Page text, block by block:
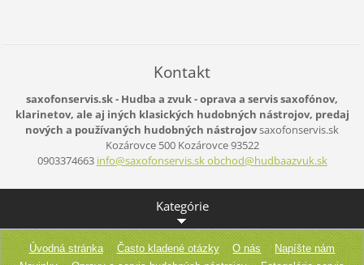
Kontakt
saxofonservis.sk - Hudba a zvuk - oprava a servis saxofónov,
klarinetov, ale aj iných klasických hudobných nástrojov, predaj
nových a používaných hudobných nástrojovsaxofonservis.sk
Kozárovce 500Kozárovce93522
0903374663 info@saxofonservis.sk obchod@hudbaazvuk.sk
Kategórie
Úvodná stránka Často kladené otázky O nás
Napíšte nám